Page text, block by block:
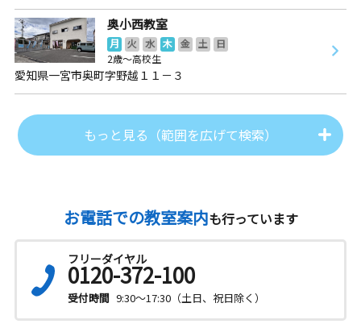
奥小西教室
月 火 水 木 金 土
日
2歳～高校生
愛知県一宮市奥町字野越１１－３
もっと見る（範囲を広げて検索）
お電話での教室案内も行っています
フリーダイヤル
0120-372-100
受付時間 9:30～17:30（土日、祝日除く）